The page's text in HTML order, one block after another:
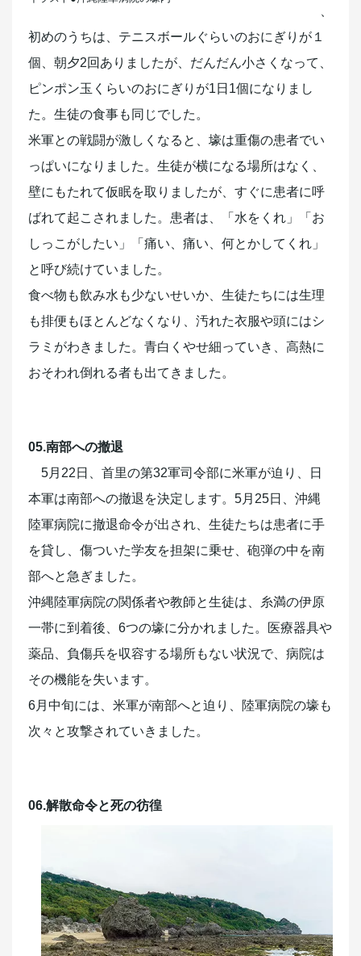
初めのうちは、テニスボールぐらいのおにぎりが１
個、朝夕2回ありましたが、だんだん小さくなって、
ピンポン玉くらいのおにぎりが1日1個になりまし
た。生徒の食事も同じでした。
米軍との戦闘が激しくなると、壕は重傷の患者でい
っぱいになりました。生徒が横になる場所はなく、
壁にもたれて仮眠を取りましたが、すぐに患者に呼
ばれて起こされました。患者は、「水をくれ」「お
しっこがしたい」「痛い、痛い、何とかしてくれ」
と呼び続けていました。
食べ物も飲み水も少ないせいか、生徒たちには生理
も排便もほとんどなくなり、汚れた衣服や頭にはシ
ラミがわきました。青白くやせ細っていき、高熱に
おそわれ倒れる者も出てきました。
05.南部への撤退
5月22日、首里の第32軍司令部に米軍が迫り、日
本軍は南部への撤退を決定します。5月25日、沖縄
陸軍病院に撤退命令が出され、生徒たちは患者に手
を貸し、傷ついた学友を担架に乗せ、砲弾の中を南
部へと急ぎました。
沖縄陸軍病院の関係者や教師と生徒は、糸満の伊原
一帯に到着後、6つの壕に分かれました。医療器具や
薬品、負傷兵を収容する場所もない状況で、病院は
その機能を失います。
6月中旬には、米軍が南部へと迫り、陸軍病院の壕も
次々と攻撃されていきました。
06.解散命令と死の彷徨